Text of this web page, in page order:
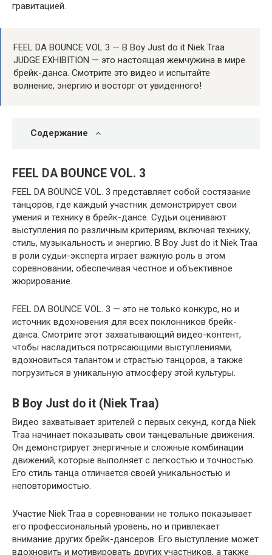
гравитацией.
FEEL DA BOUNCE VOL 3 — B Boy Just do it Niek Traa
JUDGE EXHIBITION — это настоящая жемчужина в мире
брейк-данса. Смотрите это видео и испытайте
волнение, энергию и восторг от увиденного!
Содержание
FEEL DA BOUNCE VOL. 3
FEEL DA BOUNCE VOL. 3 представляет собой состязание
танцоров, где каждый участник демонстрирует свои
умения и технику в брейк-дансе. Судьи оценивают
выступления по различным критериям, включая технику,
стиль, музыкальность и энергию. B Boy Just do it Niek Traa
в роли судьи-эксперта играет важную роль в этом
соревновании, обеспечивая честное и объективное
жюрирование.
FEEL DA BOUNCE VOL. 3 — это не только конкурс, но и
источник вдохновения для всех поклонников брейк-
данса. Смотрите этот захватывающий видео-контент,
чтобы насладиться потрясающими выступлениями,
вдохновиться талантом и страстью танцоров, а также
погрузиться в уникальную атмосферу этой культуры.
B Boy Just do it (Niek Traa)
Видео захватывает зрителей с первых секунд, когда Niek
Traa начинает показывать свои танцевальные движения.
Он демонстрирует энергичные и сложные комбинации
движений, которые выполняет с легкостью и точностью.
Его стиль танца отличается своей уникальностью и
неповторимостью.
Участие Niek Traa в соревновании не только показывает
его профессиональный уровень, но и привлекает
внимание других брейк-дансеров. Его выступление может
вдохновить и мотивировать других участников, а также